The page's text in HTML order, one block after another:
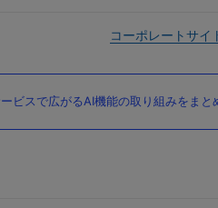
コーポレートサイ
ビスで広がるAI機能の取り組みをまと